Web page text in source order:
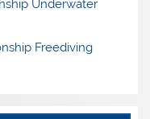
Underwater
Freediving